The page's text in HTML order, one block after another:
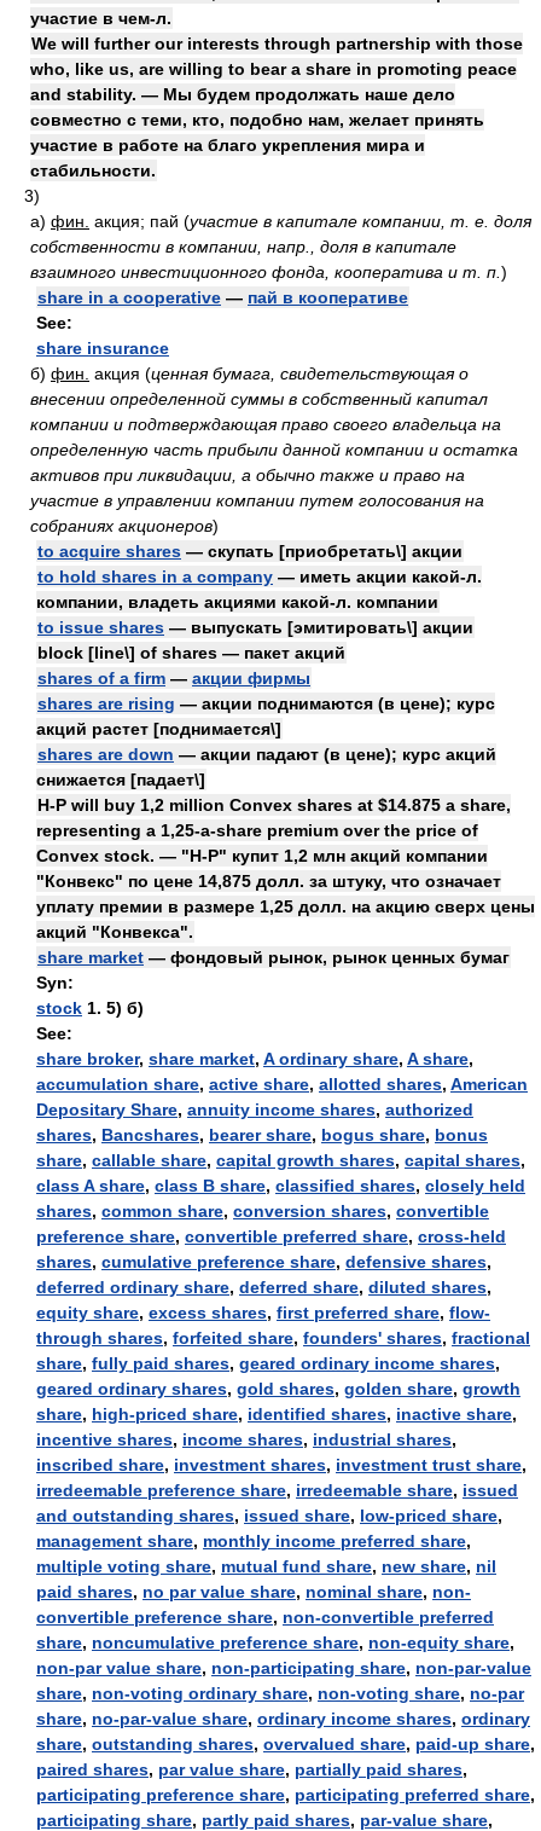
участие в чем-л.
We will further our interests through partnership with those
who, like us, are willing to bear a share in promoting peace
and stability. — Мы будем продолжать наше дело
совместно с теми, кто, подобно нам, желает принять
участие в работе на благо укрепления мира и
стабильности.
3)
а) фин. акция; пай (участие в капитале компании, т. е. доля
собственности в компании, напр., доля в капитале
взаимного инвестиционного фонда, кооператива и т. п. )
share in a cooperative — пай в кооперативе
See:
share insurance
б) фин. акция (ценная бумага, свидетельствующая о
внесении определенной суммы в собственный капитал
компании и подтверждающая право своего владельца на
определенную часть прибыли данной компании и остатка
активов при ликвидации, а обычно также и право на
участие в управлении компании путем голосования на
собраниях акционеров)
to acquire shares — скупать [приобретать\] акции
to hold shares in a company — иметь акции какой-л.
компании, владеть акциями какой-л. компании
to issue shares — выпускать [эмитировать\] акции
block [line\] of shares — пакет акций
shares of a firm — акции фирмы
shares are rising — акции поднимаются (в цене); курс
акций растет [поднимается\]
shares are down — акции падают (в цене); курс акций
снижается [падает\]
H-P will buy 1,2 million Convex shares at $14.875 a share,
representing a 1,25-a-share premium over the price of
Convex stock. — "H-P" купит 1,2 млн акций компании
"Конвекс" по цене 14,875 долл. за штуку, что означает
уплату премии в размере 1,25 долл. на акцию сверх цены
акций "Конвекса".
share market — фондовый рынок, рынок ценных бумаг
Syn:
stock 1. 5) б)
See:
share broker, share market, A ordinary share, A share,
accumulation share, active share, allotted shares, American
Depositary Share, annuity income shares, authorized
shares, Bancshares, bearer share, bogus share, bonus
share, callable share, capital growth shares, capital shares,
class A share, class B share, classified shares, closely held
shares, common share, conversion shares, convertible
preference share, convertible preferred share, cross-held
shares, cumulative preference share, defensive shares,
deferred ordinary share, deferred share, diluted shares,
equity share, excess shares, first preferred share, flow-
through shares, forfeited share, founders' shares, fractional
share, fully paid shares, geared ordinary income shares,
geared ordinary shares, gold shares, golden share, growth
share, high-priced share, identified shares, inactive share,
incentive shares, income shares, industrial shares,
inscribed share, investment shares, investment trust share,
irredeemable preference share, irredeemable share, issued
and outstanding shares, issued share, low-priced share,
management share, monthly income preferred share,
multiple voting share, mutual fund share, new share, nil
paid shares, no par value share, nominal share, non-
convertible preference share, non-convertible preferred
share, noncumulative preference share, non-equity share,
non-par value share, non-participating share, non-par-value
share, non-voting ordinary share, non-voting share, no-par
share, no-par-value share, ordinary income shares, ordinary
share, outstanding shares, overvalued share, paid-up share,
paired shares, par value share, partially paid shares,
participating preference share, participating preferred share,
participating share, partly paid shares, par-value share,